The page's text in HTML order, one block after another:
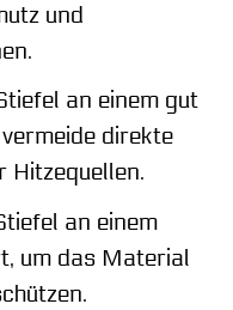
und
an einem gut
direkte
Hitzequellen.
an einem
um das Material